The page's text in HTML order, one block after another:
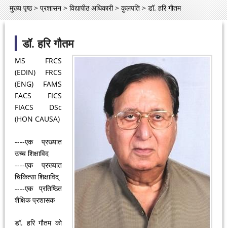
मुख्य पृष्ठ > प्रशासन > विद्यापीठ अधिकारी > कुलपति > डॉ. हरि गौतम
डॉ. हरि गौतम
MS FRCS
(EDIN) FRCS
(ENG) FAMS
FACS FICS
FIACS DSc
(HON CAUSA)
----एक प्रख्यात
उच्च शिक्षाविद
----एक प्रख्यात
चिकित्सा शिक्षाविद्
----एक प्रतिष्ठित
शैक्षिक प्रशासक
डॉ. हरि गौतम को